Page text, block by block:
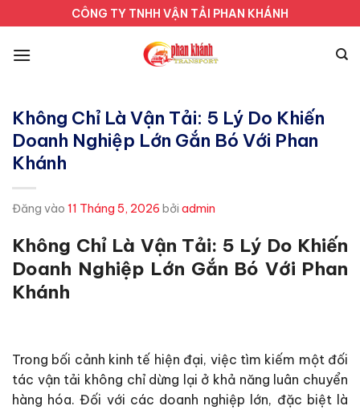
qua
nội
CÔNG TY TNHH VẬN TẢI PHAN KHÁNH
Không Chỉ Là Vận Tải: 5 Lý Do Khiến
Doanh Nghiệp Lớn Gắn Bó Với Phan
Khánh
Đăng vào 11 Tháng 5, 2026 bởi admin
Không Chỉ Là Vận Tải: 5 Lý Do Khiến
Doanh Nghiệp Lớn Gắn Bó Với Phan
Khánh
Trong bối cảnh kinh tế hiện đại, việc tìm kiếm một đối
tác vận tải không chỉ dừng lại ở khả năng luân chuyển
hàng hóa. Đối với các doanh nghiệp lớn, đặc biệt là